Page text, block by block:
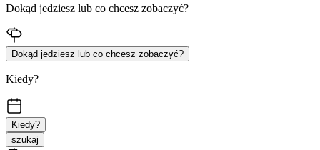
Dokąd jedziesz lub co chcesz zobaczyć?
Dokąd jedziesz lub co chcesz zobaczyć?
Kiedy?
Kiedy?
szukaj